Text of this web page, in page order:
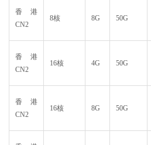
香港
CN2
8核 8G 50G
香港
CN2
16核 4G 50G
香港
CN2
16核 8G 50G